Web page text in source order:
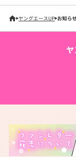
ヤングエースUP お知ら